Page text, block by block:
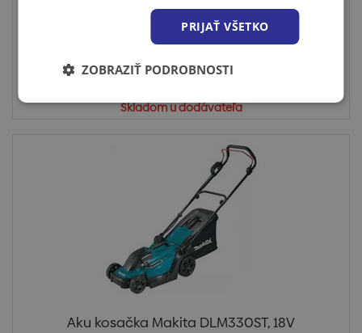
plastovém...
Skladom u dodávateľa
Aku kosačka Makita DLM330ST, 18V
PRIJAŤ VŠETKO
ZOBRAZIŤ PODROBNOSTI